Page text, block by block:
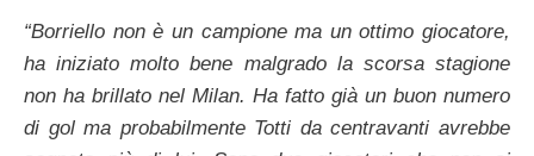
“Borriello non è un campione ma un ottimo giocatore,
ha iniziato molto bene malgrado la scorsa stagione
non ha brillato nel Milan. Ha fatto già un buon numero
di gol ma probabilmente Totti da centravanti avrebbe